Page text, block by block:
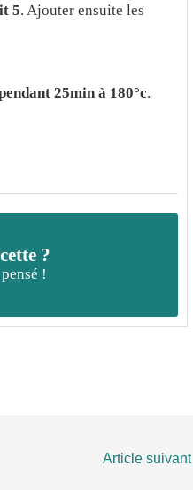
5. Ajouter ensuite les
25min à 180°c.
?
!
Article suivant